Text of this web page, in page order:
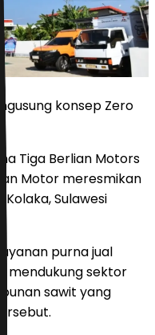
konsep Zero
Tiga Berlian Motors
Motor meresmikan
Sulawesi
purna jual
mendukung sektor
sawit yang